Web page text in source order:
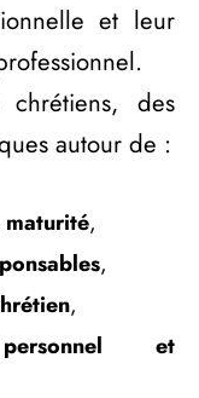
et leur
des
autour de :
maturité,
,
,
et